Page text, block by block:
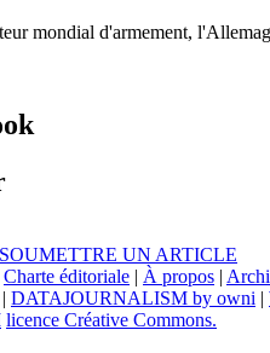
mondial d'armement,
SOUMETTRE UN ARTICLE
Charte éditoriale | À propos |
| DATAJOURNALISM by owni |
licence Créative Commons.